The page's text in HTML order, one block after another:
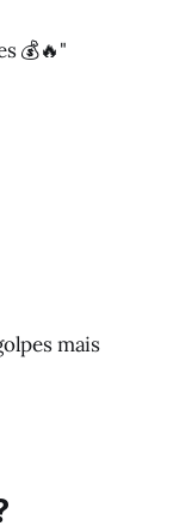
💰🔥"
mais